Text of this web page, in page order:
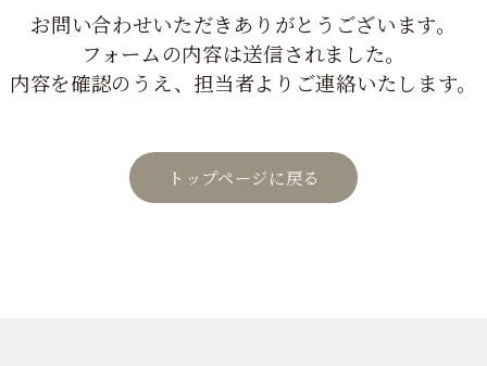
お問い合わせいただきありがとうございます。
フォームの内容は送信されました。
内容を確認のうえ、担当者よりご連絡いたします。
トップページに戻る